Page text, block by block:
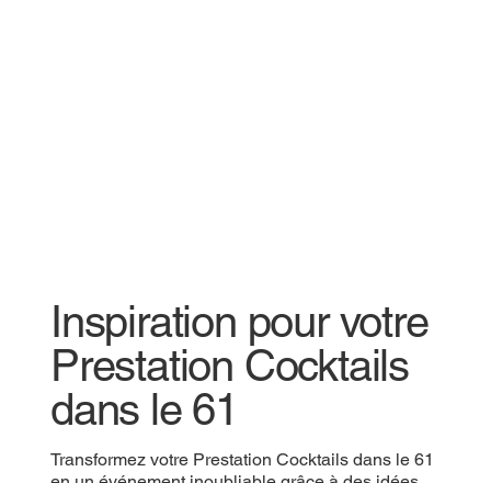
Inspiration pour votre
Prestation Cocktails
dans le 61
Transformez votre Prestation Cocktails dans le 61